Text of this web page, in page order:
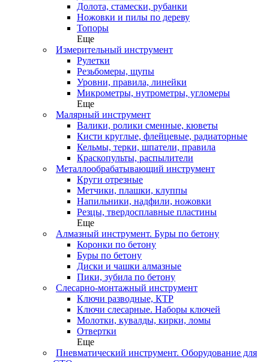
Долота, стамески, рубанки
Ножовки и пилы по дереву
Топоры
Еще
Измерительный инструмент
Рулетки
Резьбомеры, щупы
Уровни, правила, линейки
Микрометры, нутрометры, угломеры
Еще
Малярный инструмент
Валики, ролики сменные, кюветы
Кисти круглые, флейцевые, радиаторные
Кельмы, терки, шпатели, правила
Краскопульты, распылители
Металлообрабатывающий инструмент
Круги отрезные
Метчики, плашки, клуппы
Напильники, надфили, ножовки
Резцы, твердосплавные пластины
Еще
Алмазный инструмент. Буры по бетону
Коронки по бетону
Буры по бетону
Диски и чашки алмазные
Пики, зубила по бетону
Слесарно-монтажный инструмент
Ключи разводные, КТР
Ключи слесарные. Наборы ключей
Молотки, кувалды, кирки, ломы
Отвертки
Еще
Пневматический инструмент. Оборудование для